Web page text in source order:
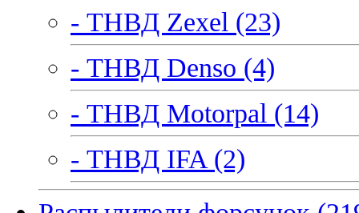
- ТНВД Zexel (23)
- ТНВД Denso (4)
- ТНВД Motorpal (14)
- ТНВД IFA (2)